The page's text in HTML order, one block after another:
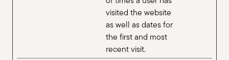
visited the website
as well as dates for
the first and most
recent visit.